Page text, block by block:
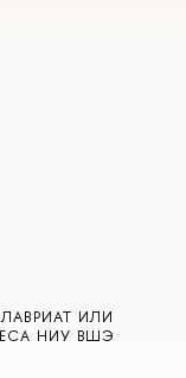
ИЛИ
НИУ ВШЭ